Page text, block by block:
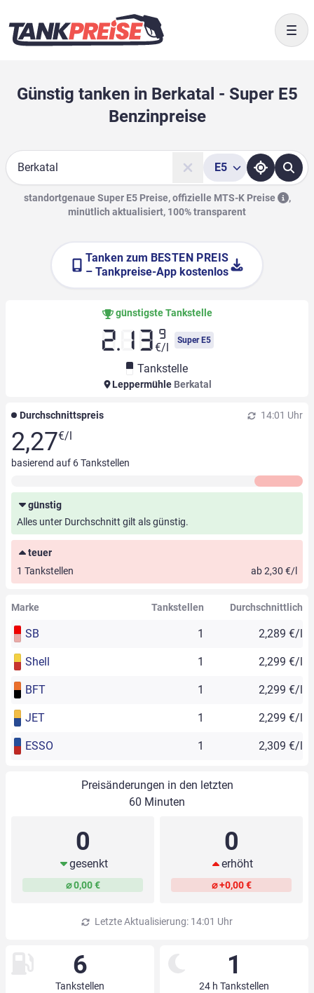
Günstig tanken in Berkatal - Super E5
Benzinpreise
Suche
E5
standortgenaue Super E5 Preise, offizielle MTS-K Preise
,
minütlich aktualisiert, 100% transparent
Tanken zum BESTEN PREIS
– Tankpreise-App kostenlos
günstigste Tankstelle
2.13 9
€/l
Super E5
Tankstelle
Leppermühle Berkatal
Durchschnittspreis 14:01 Uhr
2,27€/l
basierend auf 6Tankstellen
günstig
Alles unter Durchschnitt gilt als günstig.
teuer
1 Tankstellen
ab 2,30 €/l
Marke Tankstellen Durchschnittlich
SB 1 2,289 €/l
Shell 1 2,299 €/l
BFT 1 2,299 €/l
JET 1 2,299 €/l
ESSO 1 2,309 €/l
Preisänderungen in den letzten
60 Minuten
0
gesenkt
⌀ 0,00 €
0
erhöht
⌀ +0,00 €
Letzte Aktualisierung: 14:01 Uhr
6
Tankstellen
1
24 h Tankstellen